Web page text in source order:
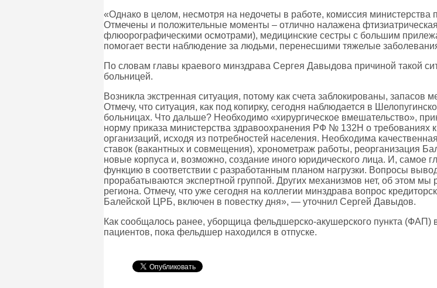
«Однако в целом, несмотря на недочеты в работе, комиссия
Отмечены и положительные моменты – отлично налажена
флюорографическими осмотрами), медицинские сестры с большим
помогает вести наблюдение за людьми, перенесшими тяжелые
По словам главы краевого минздрава Сергея Давыдова причиной такой
больницей.
Возникла экстренная ситуация, потому как счета заблокированы, запасов
Отмечу, что ситуация, как под копирку, сегодня наблюдается в
больницах. Что дальше? Необходимо «хирургическое вмешательство»,
норму приказа министерства здравоохранения РФ № 132Н о требованиях
организаций, исходя из потребностей населения. Необходима
ставок (вакантных и совмещения), хронометраж работы, реорганизация
новые корпуса и, возможно, создание иного юридического лица. И, самое
функцию в соответствии с разработанным планом нагрузки. Вопросы
прорабатываются экспертной группой. Других механизмов нет, об этом
региона. Отмечу, что уже сегодня на коллегии минздрава вопрос
Балейской ЦРБ, включен в повестку дня», — уточнил Сергей Давыдов.
Как сообщалось ранее, уборщица фельдшерско-акушерского пункта (ФАП)
пациентов, пока фельдшер находился в отпуске.